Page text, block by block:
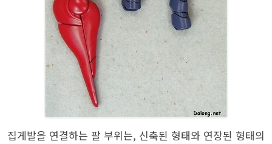
집게발을 연결하는 팔 부위는, 신축된 형태와 연장된 형태의